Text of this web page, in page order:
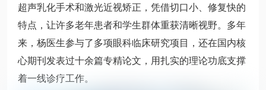
超声乳化手术和激光近视矫正，凭借切口小、修复快的
特点，让许多老年患者和学生群体重获清晰视野。多年
来，杨医生参与了多项眼科临床研究项目，还在国内核
心期刊发表过十余篇专精论文，用扎实的理论功底支撑
着一线诊疗工作。